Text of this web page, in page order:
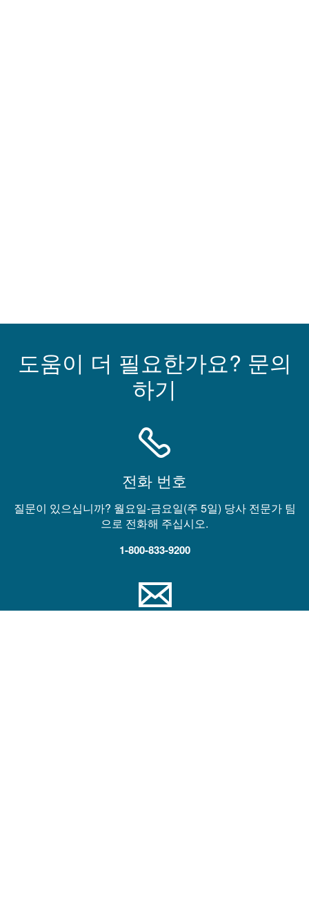
도움이 더 필요한가요? 문의
하기
전화 번호
질문이 있으십니까? 월요일-금요일(주 5일) 당사 전문가 팀
으로 전화해 주십시오.
1-800-833-9200